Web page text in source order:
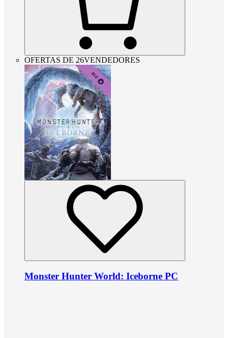
OFERTAS DE 26VENDEDORES
Monster Hunter World: Iceborne PC